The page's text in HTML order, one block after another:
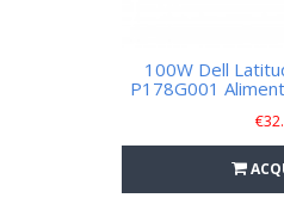
100W Dell
P178G001
€